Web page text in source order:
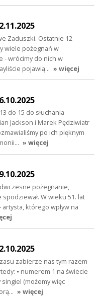
Zaduszki. Ostatnie 12
wiele pożegnań w
- wrócimy do nich w
pojawią… » więcej
do 15 do słuchania
Jackson i Marek Pędziwiatr
po ich pięknym
» więcej
pożegnanie,
W wieku 51. lat
artysta, którego wpływ na
zabierze nas tym razem
⦁ numerem 1 na świecie
(możemy więc
» więcej